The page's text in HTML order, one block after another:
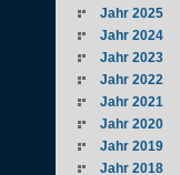
Jahr 2025
Jahr 2024
Jahr 2023
Jahr 2022
Jahr 2021
Jahr 2020
Jahr 2019
Jahr 2018